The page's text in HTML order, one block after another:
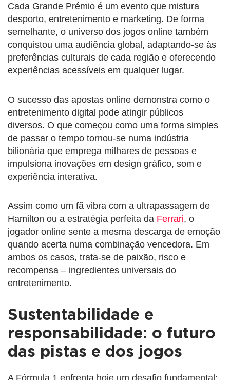
Cada Grande Prémio é um evento que mistura
desporto, entretenimento e marketing. De forma
semelhante, o universo dos jogos online também
conquistou uma audiência global, adaptando-se às
preferências culturais de cada região e oferecendo
experiências acessíveis em qualquer lugar.
O sucesso das apostas online demonstra como o
entretenimento digital pode atingir públicos
diversos. O que começou como uma forma simples
de passar o tempo tornou-se numa indústria
bilionária que emprega milhares de pessoas e
impulsiona inovações em design gráfico, som e
experiência interativa.
Assim como um fã vibra com a ultrapassagem de
Hamilton ou a estratégia perfeita da Ferrari, o
jogador online sente a mesma descarga de emoção
quando acerta numa combinação vencedora. Em
ambos os casos, trata-se de paixão, risco e
recompensa – ingredientes universais do
entretenimento.
Sustentabilidade e
responsabilidade: o futuro
das pistas e dos jogos
A Fórmula 1 enfrenta hoje um desafio fundamental: